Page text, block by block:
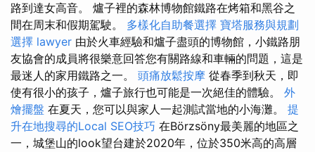
路到達女高音。 爐子裡的森林博物館鐵路在烤箱和黑谷之
間在周末和假期駕駛。 多樣化自助餐選擇 寶塔服務與規劃
選擇 lawyer 由於火車經驗和爐子盡頭的博物館，小鐵路朋
友協會的成員將很樂意回答您有關路線和車輛的問題，這是
最迷人的家用鐵路之一。 頭痛放鬆按摩 從春季到秋天，即
使有很小的孩子，爐子旅行也可能是一次絕佳的體驗。 外
燴擺盤 在夏天，您可以與家人一起測試當地的小海灘。 提
升在地搜尋的Local SEO技巧 在Börzsöny最美麗的地區之
一，城堡山的look望台建於2020年，位於350米高的高層